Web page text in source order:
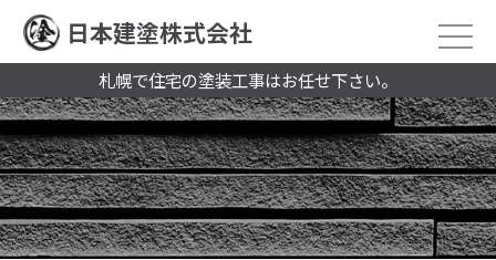
札幌で住宅の塗装工事はお任せ下さい。
日本建塗株式会社